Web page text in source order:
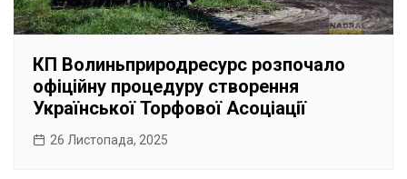
КП Волиньприродресурс розпочало
офіційну процедуру створення
Української Торфової Асоціації
26 Листопада, 2025